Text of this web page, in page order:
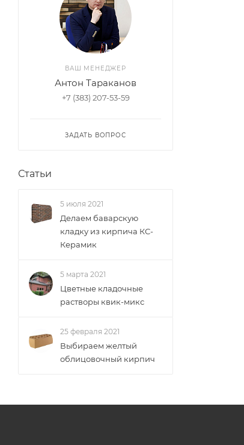
ВАШ МЕНЕДЖЕР
Антон Тараканов
+7 (383) 207-53-59
ЗАДАТЬ ВОПРОС
Статьи
5 июля 2021
Делаем баварскую
кладку из кирпича КС-
Керамик
5 марта 2021
Цветные кладочные
растворы квик-микс
25 февраля 2021
Выбираем желтый
облицовочный кирпич